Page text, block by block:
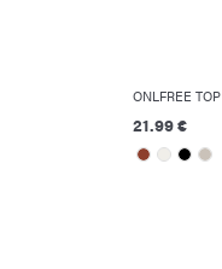
ONLFREE TOP
21.99 €